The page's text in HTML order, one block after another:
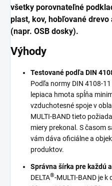
všetky porovnateľné
plast, kov, hobľované
(napr. OSB dosky).
Výhody
Testované podľa DIN
Podľa normy DIN 4108-
lepiaca hmota spĺňa
vzduchotesné spoje v
MULTI-BAND tieto
miery prekonal. S časom
vám dáva oficiálne a
produktov.
Správna šírka pre každú
DELTA®-MULTI-BAND je